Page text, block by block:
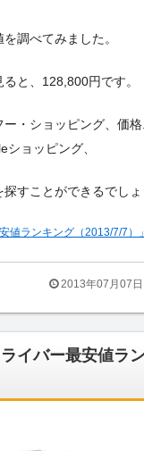
調べてみました。
と、128,800円です。
・ショッピング、価格
ョッピング、
すことができるでしょ
安値ランキング（2013/7/7
2013年07月07日
イバー最安値ラ